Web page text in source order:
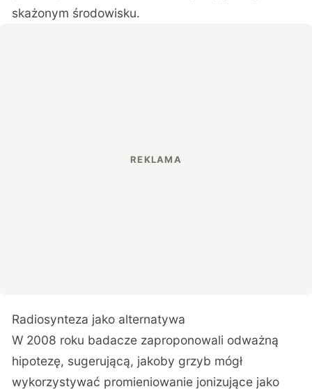
skażonym środowisku.
Radiosynteza jako alternatywa
W 2008 roku badacze zaproponowali odważną
hipotezę, sugerującą, jakoby grzyb mógł
wykorzystywać promieniowanie jonizujące jako